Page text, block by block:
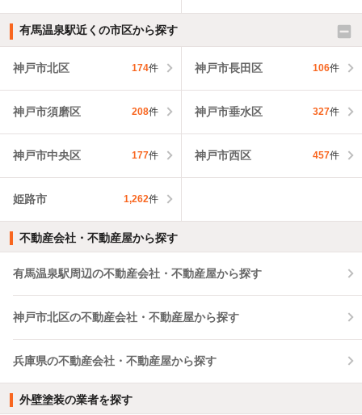
有馬温泉駅近くの市区から探す
神戸市北区 174件 神戸市長田区 106件
神戸市須磨区 208件 神戸市垂水区 327件
神戸市中央区 177件 神戸市西区 457件
姫路市 1,262件
不動産会社・不動産屋から探す
有馬温泉駅周辺の不動産会社・不動産屋から探す
神戸市北区の不動産会社・不動産屋から探す
兵庫県の不動産会社・不動産屋から探す
外壁塗装の業者を探す